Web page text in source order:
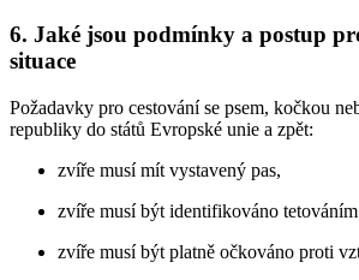
6. Jaké jsou podmínky a postup
situace
Požadavky pro cestování se psem, kočkou
republiky do států Evropské unie a zpět:
zvíře musí mít vystavený pas,
zvíře musí být identifikováno
zvíře musí být platně očkováno proti